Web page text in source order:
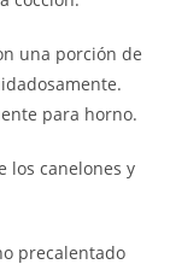
una porción de
para horno.
los canelones y
precalentado